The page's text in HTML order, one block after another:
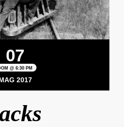
07
@ 6:30 PM
2017